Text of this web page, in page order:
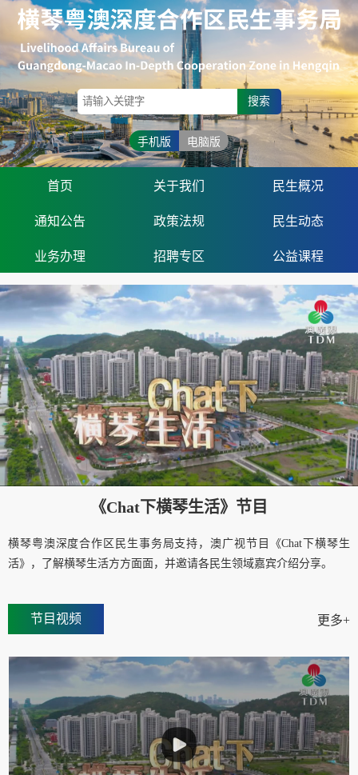
搜索
手机版 电脑版
首页 关于我们 民生概况
通知公告 政策法规 民生动态
业务办理 招聘专区 公益课程
《Chat下横琴生活》节目
横琴粤澳深度合作区民生事务局支持，澳广视节目《Chat下横琴生
活》，了解横琴生活方方面面，并邀请各民生领域嘉宾介绍分享。
节目视频 更多+